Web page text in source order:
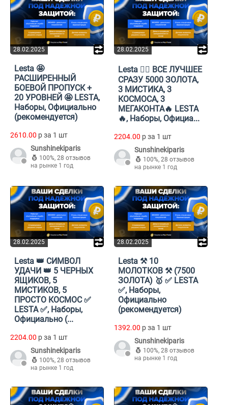
28.02.2025
Lesta 🤩
РАСШИРЕННЫЙ
БОЕВОЙ ПРОПУСК +
20 УРОВНЕЙ 🤩 LESTA,
Наборы, Официально
(рекомендуется)
2610.00 p за 1 шт
Sunshinekiparis
100%, 28 отзывов
на рынке 1 год
28.02.2025
Lesta ❤️‍🔥 ВСЕ ЛУЧШЕЕ
СРАЗУ 5000 ЗОЛОТА,
3 МИСТИКА, 3
КОСМОСА, 3
МЕГАКОНТА🔥 LESTA
🔥, Наборы, Официа...
2204.00 p за 1 шт
Sunshinekiparis
100%, 28 отзывов
на рынке 1 год
28.02.2025
Lesta 👑 СИМВОЛ
УДАЧИ 👑 5 ЧЕРНЫХ
ЯЩИКОВ, 5
МИСТИКОВ, 5
ПРОСТО КОСМОС ✅
LESTA ✅, Наборы,
Официально (...
2204.00 p за 1 шт
Sunshinekiparis
100%, 28 отзывов
на рынке 1 год
28.02.2025
Lesta ⚒️ 10
МОЛОТКОВ ⚒️ (7500
ЗОЛОТА) 🥇 ✅ LESTA
✅, Наборы,
Официально
(рекомендуется)
1392.00 p за 1 шт
Sunshinekiparis
100%, 28 отзывов
на рынке 1 год